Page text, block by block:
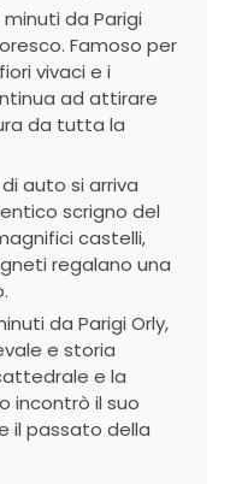
minuti da Parigi
Famoso per
vivaci e i
ad attirare
da tutta la
auto si arriva
scrigno del
castelli,
regalano una
da Parigi Orly,
e storia
e la
incontrò il suo
il passato della